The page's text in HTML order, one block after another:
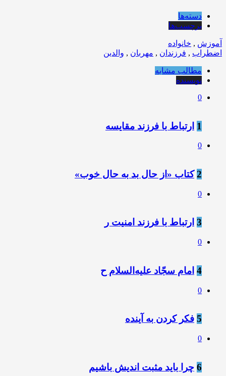
دسته‌ها
برچسب‌ها
آموزش , خانواده
اضطراب , فرزندان , مهربان , والدین
مطالب مشابه
نویسنده
0
1 ارتباط با فرزند مقایسه
0
2 کتاب «از حال بد به حال خوب»
0
3 ارتباط با فرزند امنیت ر
0
4 امام سجّاد عليه‌السلام ح
0
5 فکر کردن به آینده
0
6 چرا باید مثبت اندیش باشیم